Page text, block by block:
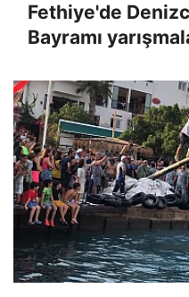
Fethiye'de
Bayramı